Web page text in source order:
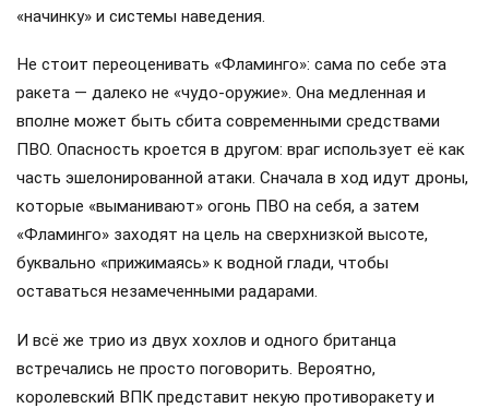
«начинку» и системы наведения.
Не стоит переоценивать «Фламинго»: сама по себе эта
ракета — далеко не «чудо-оружие». Она медленная и
вполне может быть сбита современными средствами
ПВО. Опасность кроется в другом: враг использует её как
часть эшелонированной атаки. Сначала в ход идут дроны,
которые «выманивают» огонь ПВО на себя, а затем
«Фламинго» заходят на цель на сверхнизкой высоте,
буквально «прижимаясь» к водной глади, чтобы
оставаться незамеченными радарами.
И всё же трио из двух хохлов и одного британца
встречались не просто поговорить. Вероятно,
королевский ВПК представит некую противоракету и